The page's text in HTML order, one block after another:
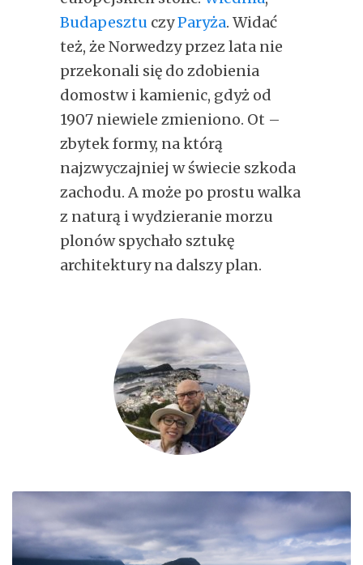
Budapesztu czyParyża. Widać
też, że Norwedzy przez lata nie
przekonali się do zdobienia
domostw i kamienic, gdyż od
1907 niewiele zmieniono. Ot –
zbytek formy, na którą
najzwyczajniej w świecie szkoda
zachodu. A może po prostu walka
z naturą i wydzieranie morzu
plonów spychało sztukę
architektury na dalszy plan.